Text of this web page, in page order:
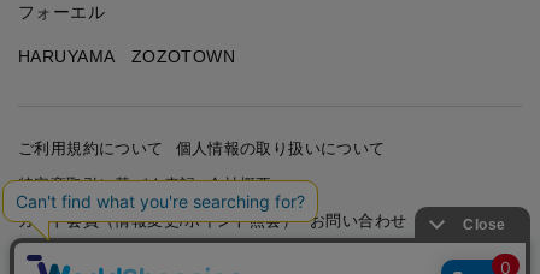
フォーエル
HARUYAMA ZOZOTOWN
ご利用規約について
個人情報の取り扱いについて
特定商取引に基づく表記
会社概要
カード会員（情報変更/ポイント照会）
お問い合わせ